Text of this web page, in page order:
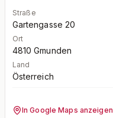
Straße
Gartengasse 20
Ort
4810 Gmunden
Land
Österreich
In Google Maps anzeigen